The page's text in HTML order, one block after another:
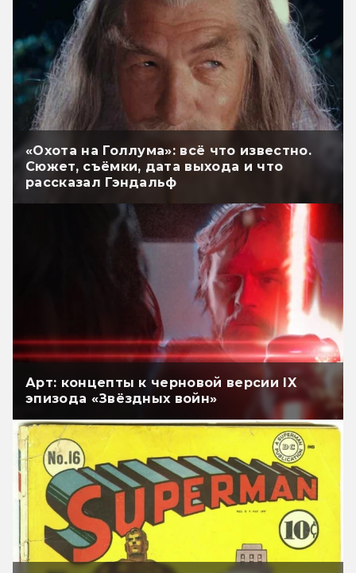
«Охота на Голлума»: всё что известно.
Сюжет, съёмки, дата выхода и что
рассказал Гэндальф
Арт: концепты к черновой версии IX
эпизода «Звёздных войн»